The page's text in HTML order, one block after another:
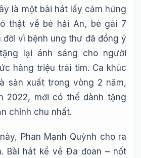
là một bài hát lấy cảm hứng
thật về bé hải An, bé gái 7
vì bệnh ung thư đã đồng ý
lại ánh sáng cho người
hàng triệu trái tim. Ca khúc
sản xuất trong vòng 2 năm,
2022, mới có thể dành tặng
chỉnh chu nhất.
Phan Mạnh Quỳnh cho ra
Bài hát kể về Đa đoan – nốt